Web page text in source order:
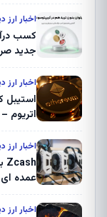
اخبار ارز
کسب
جدید
اخبار ارز
استیبل
اتریوم – U.Today راه اندازی می شود
اخبار ارز
عمده
اخبار ارز